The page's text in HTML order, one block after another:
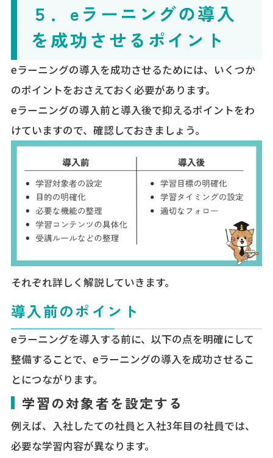
５．eラーニングの導入
を成功させるポイント
eラーニングの導入を成功させるためには、いくつか
のポイントをおさえておく必要があります。
eラーニングの導入前と導入後で抑えるポイントをわ
けていますので、確認しておきましょう。
それぞれ詳しく解説していきます。
導入前のポイント
eラーニングを導入する前に、以下の点を明確にして
整備することで、eラーニングの導入を成功させるこ
とにつながります。
学習の対象者を設定する
例えば、入社したての社員と入社3年目の社員では、
必要な学習内容が異なります。